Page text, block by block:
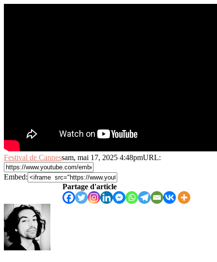
Festival de Cannessam, mai 17, 2025 4:48pmURL:
Embed:
Partage d'article